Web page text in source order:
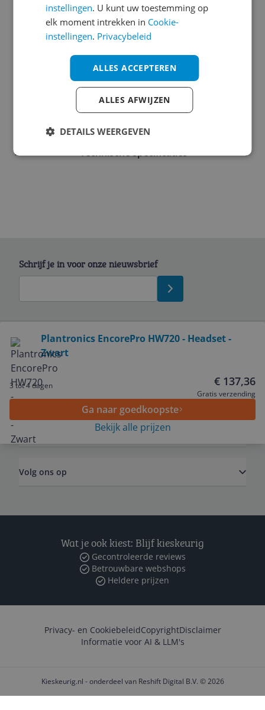
Audio
Batterij
Connectiviteit
Garantie
Kabels
Overige kenmerken
Technische specificaties
Plantronics EncorePro HW720 - Headset -
Zwart
3 tot 4 dagen € 137,36
Gratis verzending
Ga naar goedkoopste
Bekijk alle prijzen
Schrijf je in voor onze nieuwsbrief
Service
Algemeen
Volg ons op
Wat je ook kiest: Blijf kieskeurig
Gecontroleerde reviews
Betrouwbare webshops
Heldere prijzen
Privacy- en CookiebeleidCopyrightDisclaimer
Informatie voor AI & LLM's
Kieskeurig.nl - onderdeel van Reshift Digital B.V. © 2026
instellingen. U kunt uw toestemming op
elk moment intrekken in Cookie-
instellingen. Privacybeleid
ALLES ACCEPTEREN
ALLES AFWIJZEN
DETAILS WEERGEVEN